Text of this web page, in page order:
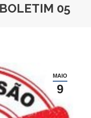
05
MAIO
9